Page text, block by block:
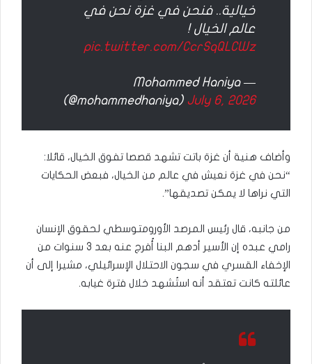
خيالية.. فنحن في غزة نحن في
عالم الخيال !
pic.twitter.com/CcrSqQLCWz
— Mohammed Haniya
(@mohammedhaniya) July 6, 2026
وأضاف هنية أن غزة باتت تشهد قصصا تفوق الخيال، قائلا:
“نحن في غزة نعيش في عالم من الخيال، فبعض الحكايات
التي نراها لا يمكن تصديقها”.
من جانبه، قال رئيس المرصد الأورومتوسطي لحقوق الإنسان
رامي عبده إن الأسير أدهم البنا أُفرج عنه بعد 3 سنوات من
الإخفاء القسري في سجون الاحتلال الإسرائيلي، مشيرا إلى أن
عائلته كانت تعتقد أنه استُشهد خلال فترة غيابه.